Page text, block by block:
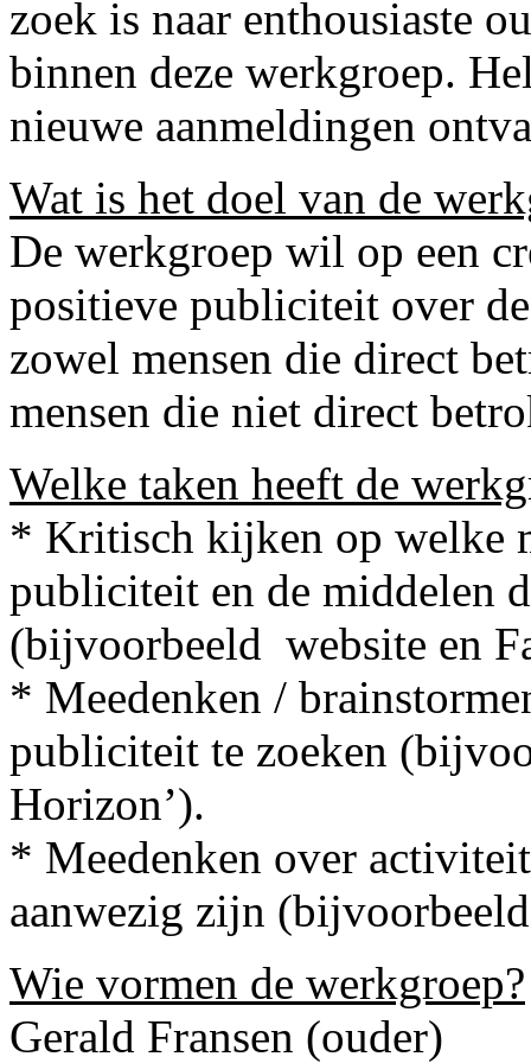
zoek is naar enthousiaste
binnen deze werkgroep.
nieuwe aanmeldingen
Wat is het doel van de
De werkgroep wil op een
positieve publiciteit over
zowel mensen die direct
mensen die niet direct
Welke taken heeft de
* Kritisch kijken op welke
publiciteit en de middelen
(bijvoorbeeld website en
* Meedenken /
publiciteit te zoeken
Horizon’).
* Meedenken over
aanwezig zijn
Wie vormen de werkgroep?
Gerald Fransen (ouder)